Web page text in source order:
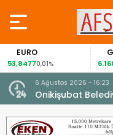
EURO
53,84770,01%
6 Ağustos 2026 - 16:23
Onikişubat
dönemin ön